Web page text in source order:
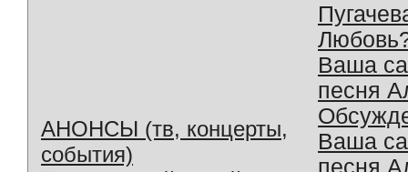
АНОНСЫ (тв, концерты,
события)
Ваша
песня
Ваша
песня